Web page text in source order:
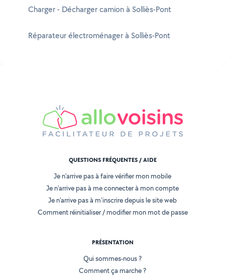
Charger - Décharger camion à Solliès-Pont
Réparateur électroménager à Solliès-Pont
QUESTIONS FRÉQUENTES / AIDE
Je n'arrive pas à faire vérifier mon mobile
Je n'arrive pas à me connecter à mon compte
Je n'arrive pas à m'inscrire depuis le site web
Comment réinitialiser / modifier mon mot de passe
PRÉSENTATION
Qui sommes-nous ?
Comment ça marche ?